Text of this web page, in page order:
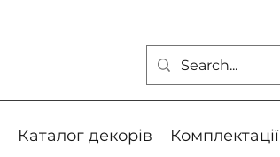
Каталог декорів Комплектації